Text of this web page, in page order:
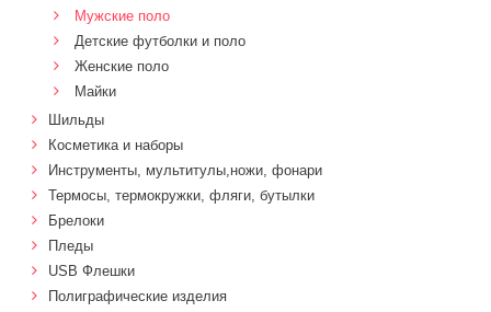
Мужские поло
Детские футболки и поло
Женские поло
Майки
Шильды
Косметика и наборы
Инструменты, мультитулы,ножи, фонари
Термосы, термокружки, фляги, бутылки
Брелоки
Пледы
USB Флешки
Полиграфические изделия